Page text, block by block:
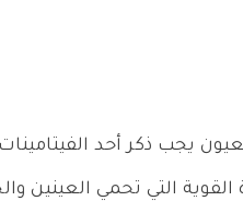
يجب ذكر أحد
التي تحمي العينين